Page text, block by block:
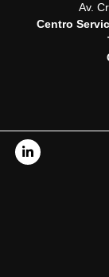
Av.
Centro